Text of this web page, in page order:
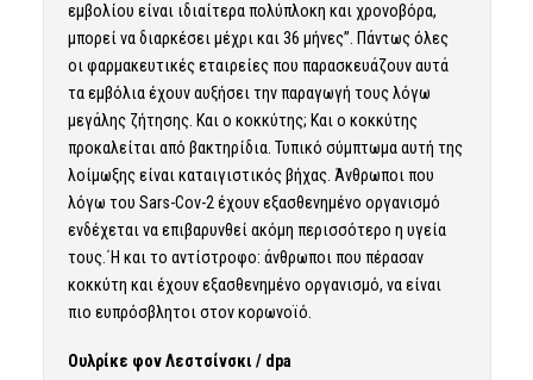
εμβολίου είναι ιδιαίτερα πολύπλοκη και χρονοβόρα,
μπορεί να διαρκέσει μέχρι και 36 μήνες”. Πάντως όλες
οι φαρμακευτικές εταιρείες που παρασκευάζουν αυτά
τα εμβόλια έχουν αυξήσει την παραγωγή τους λόγω
μεγάλης ζήτησης. Και ο κοκκύτης; Και ο κοκκύτης
προκαλείται από βακτηρίδια. Τυπικό σύμπτωμα αυτή της
λοίμωξης είναι καταιγιστικός βήχας. Άνθρωποι που
λόγω του Sars-Cov-2 έχουν εξασθενημένο οργανισμό
ενδέχεται να επιβαρυνθεί ακόμη περισσότερο η υγεία
τους.΄Η και το αντίστροφο: άνθρωποι που πέρασαν
κοκκύτη και έχουν εξασθενημένο οργανισμό, να είναι
πιο ευπρόσβλητοι στον κορωνοϊό.
Ουλρίκε φον Λεστσίνσκι / dpa